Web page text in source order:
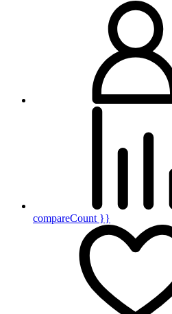
compareCount }}